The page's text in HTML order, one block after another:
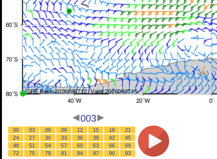
003
00 03 06 09 12 15 18
21
24
27 30 33 36 39 42
45
48
51 54 57 60 63 66
69
72
75 78 81 84 87 90 93